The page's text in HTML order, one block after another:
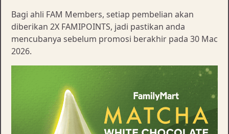
Bagi ahli FAM Members, setiap pembelian akan
diberikan 2X FAMIPOINTS, jadi pastikan anda
mencubanya sebelum promosi berakhir pada 30 Mac
2026.